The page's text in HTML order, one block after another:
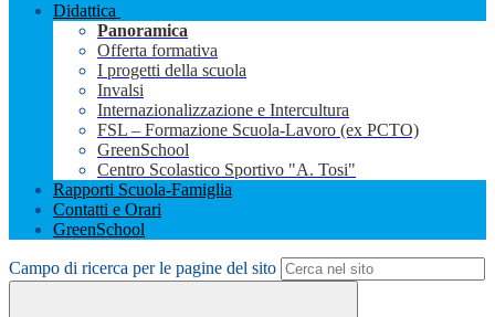
Didattica
Panoramica
Offerta formativa
I progetti della scuola
Invalsi
Internazionalizzazione e Intercultura
FSL – Formazione Scuola-Lavoro (ex PCTO)
GreenSchool
Centro Scolastico Sportivo "A. Tosi"
Rapporti Scuola-Famiglia
Contatti e Orari
GreenSchool
Campo di ricerca per le pagine del sito